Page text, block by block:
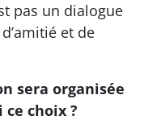
pas un dialogue
et de
sera organisée
ce choix ?